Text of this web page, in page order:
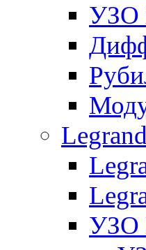
УЗО
УЗО